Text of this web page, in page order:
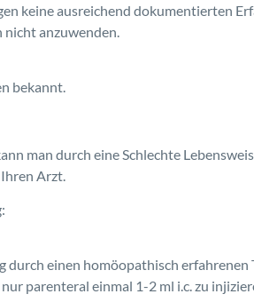
keine ausreichend dokumentierten
nicht anzuwenden.
bekannt.
man durch eine Schlechte
Arzt.
einen homöopathisch erfahrenen
parenteral einmal 1-2 ml i.c. zu